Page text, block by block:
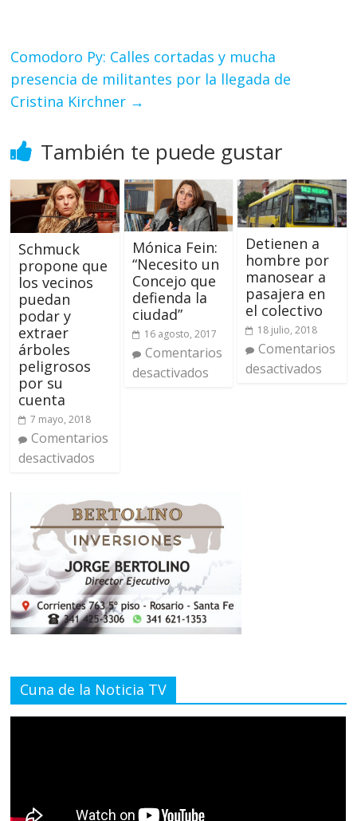
Comodoro Py: Calles cortadas y mucha
presencia de militantes por la llegada de
Cristina Kirchner →
También te puede gustar
Schmuck
propone que
los vecinos
puedan
podar y
extraer
árboles
peligrosos
por su
cuenta
7 mayo, 2018
Comentarios
desactivados
Mónica Fein:
“Necesito un
Concejo que
defienda la
ciudad”
16 agosto, 2017
Comentarios
desactivados
Detienen a
hombre por
manosear a
pasajera en
el colectivo
18 julio, 2018
Comentarios
desactivados
Cuna de la Noticia TV